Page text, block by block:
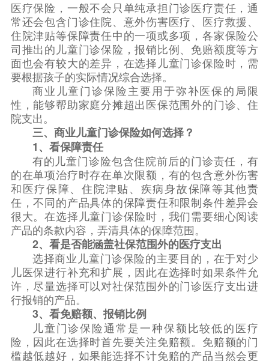
医疗保险，一般不会只单纯承担门诊医疗责任，通
常还会包含门诊住院、意外伤害医疗、医疗救援、
住院津贴等保障责任中的一项或多项，各家保险公
司推出的儿童门诊保险，报销比例、免赔额度等方
面也会有较大的差异，在选择儿童门诊保险时，需
要根据孩子的实际情况综合选择。
商业儿童门诊保险主要用于弥补医保的局限
性，能够帮助家庭分摊超出医保范围外的门诊、住
院支出。
三、商业儿童门诊保险如何选择？
1、看保障责任
有的儿童门诊险包含住院前后的门诊责任，有
的在单项治疗时存在单次限额，有的包含意外伤害
和医疗保障、住院津贴、疾病身故保障等其他责
任，不同的产品具体的保障责任和限制条件差异会
很大。在选择儿童门诊保险时，我们需要细心阅读
产品的条款内容，弄清具体的保障范围。
2、看是否能涵盖社保范围外的医疗支出
选择商业儿童门诊保险的主要目的，在于对少
儿医保进行补充和扩展，因此在选择时如果条件允
许，尽量选择可以对社保范围外的门诊医疗支出进
行报销的产品。
3、看免赔额、报销比例
儿童门诊保险通常是一种保额比较低的医疗
险，因此在选择时首先要关注免赔额。免赔额的门
槛越低越好，如果能选择不计免赔的产品当然会更